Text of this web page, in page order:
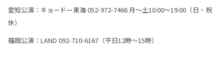
愛知公演：キョードー東海 052-972-7466 月～土10:00～19:00（日・祝
休）
福岡公演：LAND 092-710-6167（平日12時～15時）